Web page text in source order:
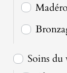
Soins du